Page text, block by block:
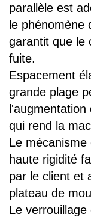
parallèle est
le phénomène
garantit que le
fuite.
Espacement
grande plage
qui rend la
Le
haute rigidité
par le client et
plateau de
Le